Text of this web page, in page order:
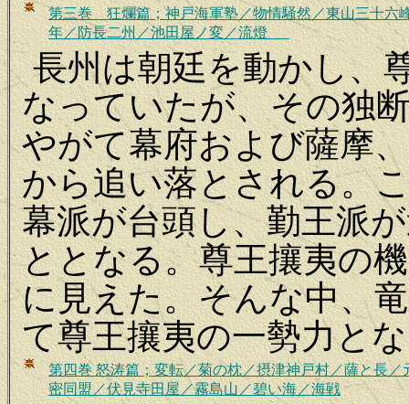
第三巻 狂爛篇；神戸海軍塾／物情騒然／東山三十六
年／防長二州／池田屋ノ変／流燈
長州は朝廷を動かし、
なっていたが、その独
やがて幕府および薩摩
から追い落とされる。
幕派が台頭し、勤王派
ととなる。尊王攘夷の
に見えた。そんな中、
て尊王攘夷の一勢力と
第四巻 怒涛篇；変転／菊の枕／摂津神戸村／薩と長
密同盟／伏見寺田屋／霧島山／碧い海／海戦